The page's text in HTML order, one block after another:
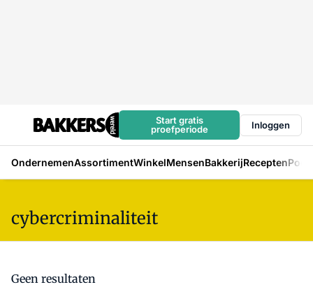
Start gratis
proefperiode
Inloggen
OndernemenAssortimentWinkelMensenBakkerijRecepten
cybercriminaliteit
Geen resultaten